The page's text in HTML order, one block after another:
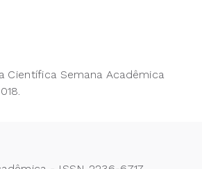
Científica Semana Acadêmica